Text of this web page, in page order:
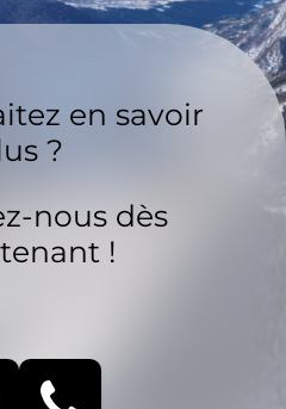
en savoir
?
nous dès
!